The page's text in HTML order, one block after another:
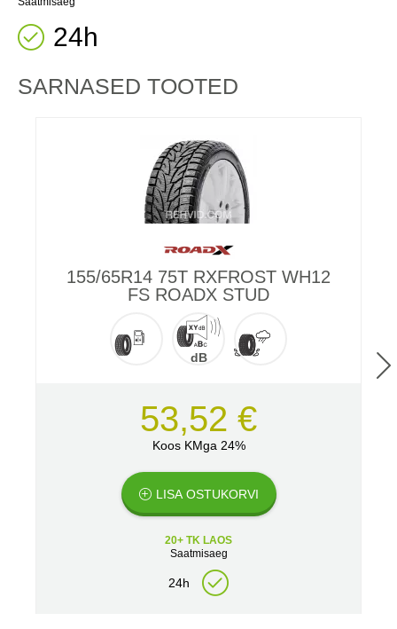
24h
SARNASED TOOTED
155/65R14 75T RXFROST WH12
FS ROADX STUD
dB
53,52 €
Koos KMga 24%
LISA OSTUKORVI
20+ TK LAOS
Saatmisaeg
24h